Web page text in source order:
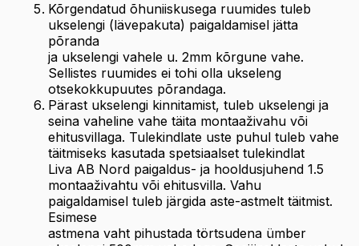
Kõrgendatud õhuniiskusega ruumides tuleb
ukselengi (lävepakuta) paigaldamisel jätta
põranda
ja ukselengi vahele u. 2mm kõrgune vahe.
Sellistes ruumides ei tohi olla ukseleng
otsekokkupuutes põrandaga.
Pärast ukselengi kinnitamist, tuleb ukselengi ja
seina vaheline vahe täita montaaživahu või
ehitusvillaga. Tulekindlate uste puhul tuleb vahe
täitmiseks kasutada spetsiaalset tulekindlat
Liva AB Nord paigaldus- ja hooldusjuhend 1.5
montaaživahtu või ehitusvilla. Vahu
paigaldamisel tuleb järgida aste-astmelt täitmist.
Esimese
astmena vaht pihustada törtsudena ümber